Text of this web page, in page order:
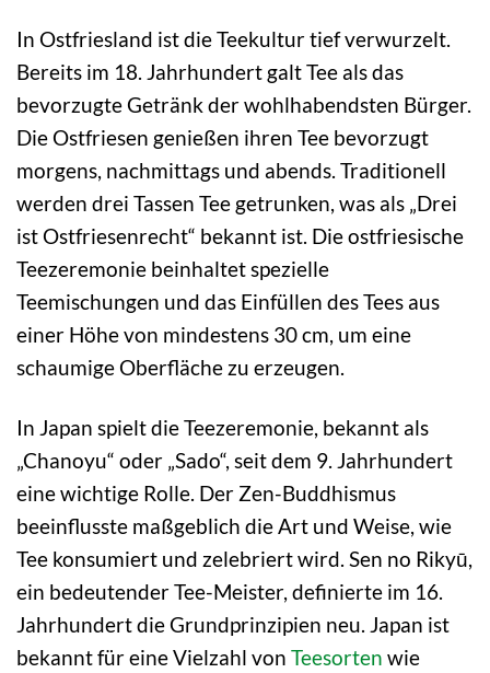
In Ostfriesland ist die Teekultur tief verwurzelt.
Bereits im 18. Jahrhundert galt Tee als das
bevorzugte Getränk der wohlhabendsten Bürger.
Die Ostfriesen genießen ihren Tee bevorzugt
morgens, nachmittags und abends. Traditionell
werden drei Tassen Tee getrunken, was als „Drei
ist Ostfriesenrecht“ bekannt ist. Die ostfriesische
Teezeremonie beinhaltet spezielle
Teemischungen und das Einfüllen des Tees aus
einer Höhe von mindestens 30 cm, um eine
schaumige Oberfläche zu erzeugen.
In Japan spielt die Teezeremonie, bekannt als
„Chanoyu“ oder „Sado“, seit dem 9. Jahrhundert
eine wichtige Rolle. Der Zen-Buddhismus
beeinflusste maßgeblich die Art und Weise, wie
Tee konsumiert und zelebriert wird. Sen no Rikyū,
ein bedeutender Tee-Meister, definierte im 16.
Jahrhundert die Grundprinzipien neu. Japan ist
bekannt für eine Vielzahl von Teesorten wie